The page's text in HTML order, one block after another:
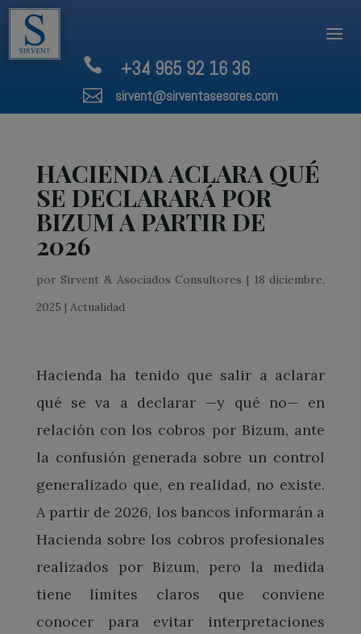
 +34 965 92 16 36
 sirvent@sirventasesores.com
HACIENDA ACLARA QUÉ
SE DECLARARÁ POR
BIZUM A PARTIR DE
2026
por Sirvent & Asociados Consultores | 18 diciembre,
2025 | Actualidad
Hacienda ha tenido que salir a aclarar
qué se va a declarar —y qué no— en
relación con los cobros por Bizum, ante
la confusión generada sobre un control
generalizado que, en realidad, no existe.
A partir de 2026, los bancos informarán a
Hacienda sobre los cobros profesionales
realizados por Bizum, pero la medida
tiene límites claros que conviene
conocer para evitar interpretaciones